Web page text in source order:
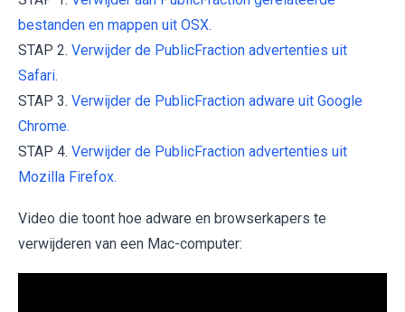
bestanden en mappen uit OSX.
STAP 2. Verwijder de PublicFraction advertenties uit
Safari.
STAP 3. Verwijder de PublicFraction adware uit Google
Chrome.
STAP 4. Verwijder de PublicFraction advertenties uit
Mozilla Firefox.
Video die toont hoe adware en browserkapers te
verwijderen van een Mac-computer: